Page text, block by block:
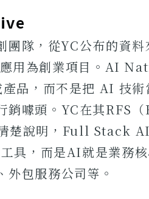
隊，從YC公布的資料
用為創業項目。AI
品，而不是把 AI 技術
銷噱頭。YC在其RFS
楚說明，Full Stack
具，而是AI就是業務
包服務公司等。